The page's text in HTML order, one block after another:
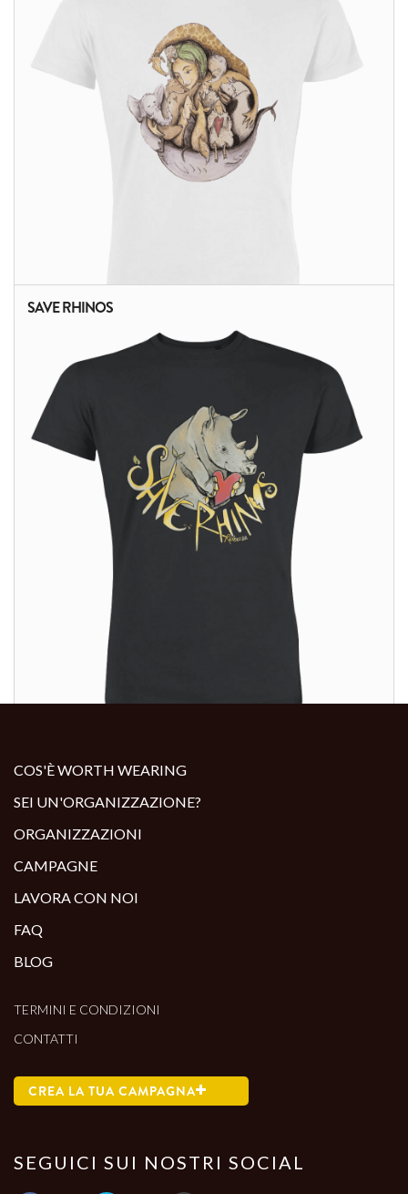
ALTRI PRODOTTI:
SAVE RHINOS
COS'È WORTH WEARING
SEI UN'ORGANIZZAZIONE?
ORGANIZZAZIONI
CAMPAGNE
LAVORA CON NOI
FAQ
BLOG
TERMINI E CONDIZIONI
CONTATTI
CREA LA TUA CAMPAGNA
SEGUICI SUI NOSTRI SOCIAL